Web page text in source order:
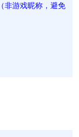
（非游戏昵称，避免